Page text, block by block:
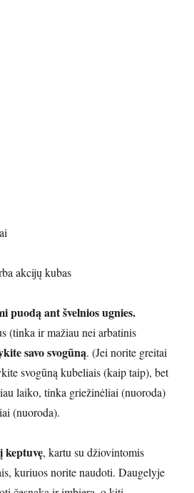
akcijų kubas
puodą ant švelnios ugnies.
(tinka ir mažiau nei arbatinis
savo svogūną. (Jei norite greitai
svogūną kubeliais (kaip taip), bet
laiko, tinka griežinėliai (nuoroda)
(nuoroda).
keptuvę, kartu su džiovintomis
kuriuos norite naudoti. Daugelyje